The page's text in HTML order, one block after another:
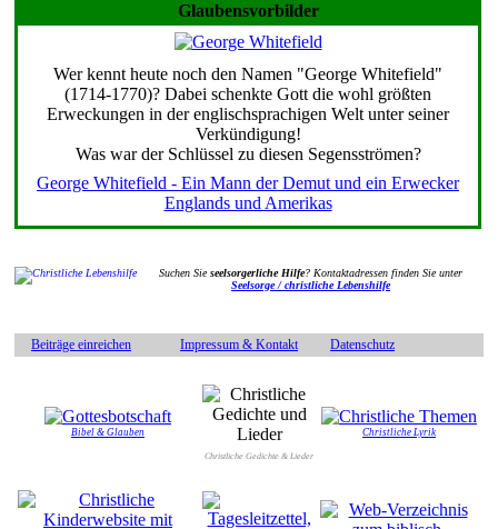
Glaubensvorbilder
Wer kennt heute noch den Namen "George Whitefield"
(1714-1770)? Dabei schenkte Gott die wohl größten
Erweckungen in der englischsprachigen Welt unter seiner
Verkündigung!
Was war der Schlüssel zu diesen Segensströmen?
George Whitefield - Ein Mann der Demut und ein Erwecker
Englands und Amerikas
Suchen Sieseelsorgerliche Hilfe? Kontaktadressen finden Sie unter
Seelsorge / christliche Lebenshilfe
Beiträge einreichen Impressum & Kontakt Datenschutz
Bibel & Glauben
Christliche Gedichte & Lieder
Christliche Lyrik